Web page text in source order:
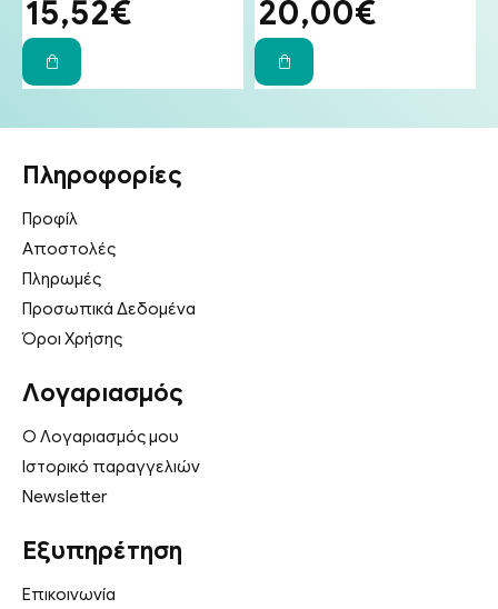
10,30€ 9,50€
Πληροφορίες
Προφίλ
Αποστολές
Πληρωμές
Προσωπικά Δεδομένα
Όροι Χρήσης
Λογαριασμός
Ο Λογαριασμός μου
Ιστορικό παραγγελιών
Newsletter
Εξυπηρέτηση
Επικοινωνία